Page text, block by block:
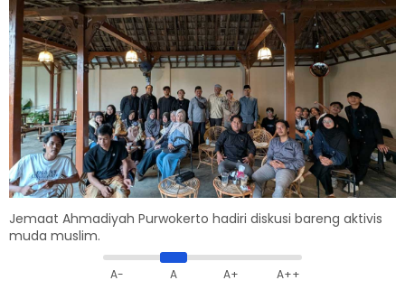
Jemaat Ahmadiyah Purwokerto hadiri diskusi bareng aktivis
muda muslim.
A- A A+ A++